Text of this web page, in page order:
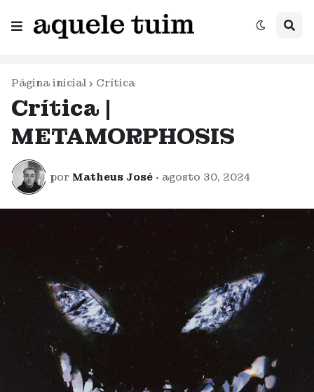
Página inicial Crítica
Crítica |
METAMORPHOSIS
por Matheus José • agosto 30, 2024